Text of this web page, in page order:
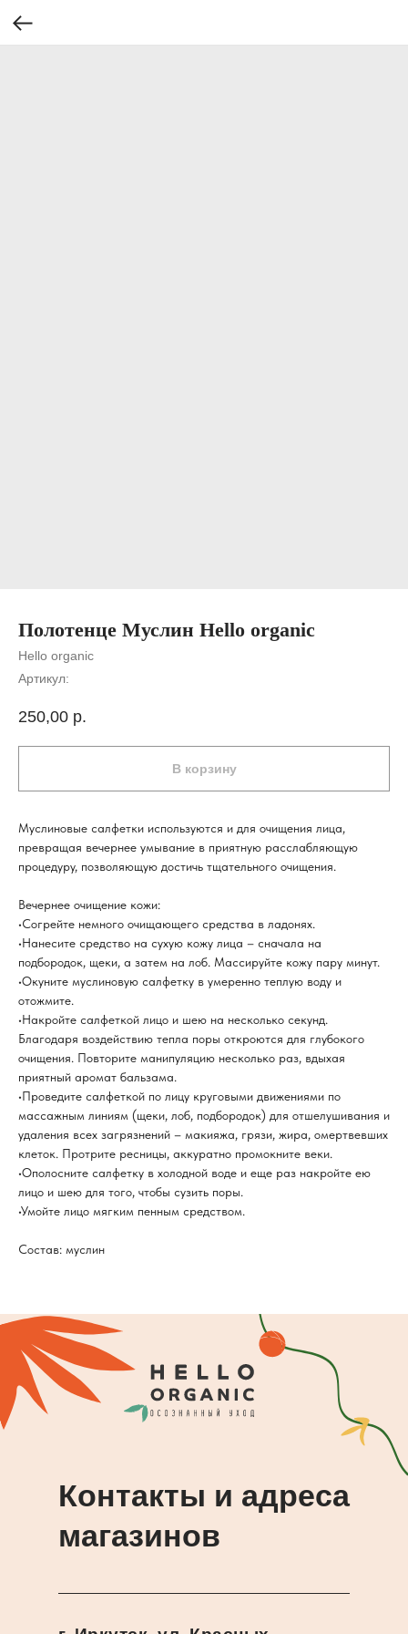
Полотенце Муслин Hello organic
Hello organic
Артикул:
250,00 р.
В корзину
Муслиновые салфетки используются и для очищения лица,
превращая вечернее умывание в приятную расслабляющую
процедуру, позволяющую достичь тщательного очищения.
Вечернее очищение кожи:
•Согрейте немного очищающего средства в ладонях.
•Нанесите средство на сухую кожу лица – сначала на
подбородок, щеки, а затем на лоб. Массируйте кожу пару минут.
•Окуните муслиновую салфетку в умеренно теплую воду и
отожмите.
•Накройте салфеткой лицо и шею на несколько секунд.
Благодаря воздействию тепла поры откроются для глубокого
очищения. Повторите манипуляцию несколько раз, вдыхая
приятный аромат бальзама.
•Проведите салфеткой по лицу круговыми движениями по
массажным линиям (щеки, лоб, подбородок) для отшелушивания и
удаления всех загрязнений – макияжа, грязи, жира, омертвевших
клеток. Протрите ресницы, аккуратно промокните веки.
•Ополосните салфетку в холодной воде и еще раз накройте ею
лицо и шею для того, чтобы сузить поры.
•Умойте лицо мягким пенным средством.
Состав: муслин
Контакты и адреса
магазинов